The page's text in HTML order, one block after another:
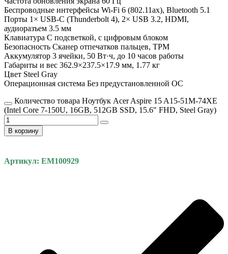
Беспроводные интерфейсы Wi-Fi 6 (802.11ax), Bluetooth 5.1
Порты 1× USB-C (Thunderbolt 4), 2× USB 3.2, HDMI,
аудиоразъем 3.5 мм
Клавиатура С подсветкой, с цифровым блоком
Безопасность Сканер отпечатков пальцев, TPM
Аккумулятор 3 ячейки, 50 Вт·ч, до 10 часов работы
Габариты и вес 362.9×237.5×17.9 мм, 1.77 кг
Цвет Steel Gray
Операционная система Без предустановленной ОС
Количество товара Ноутбук Acer Aspire 15 A15-51M-74XE
(Intel Core 7-150U, 16GB, 512GB SSD, 15.6" FHD, Steel Gray)
В корзину
Артикул: EM100929